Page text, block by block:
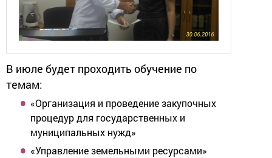
В июле будет проходить обучение по
темам:
«Организация и проведение закупочных
процедур для государственных и
муниципальных нужд»
«Управление земельными ресурсами»